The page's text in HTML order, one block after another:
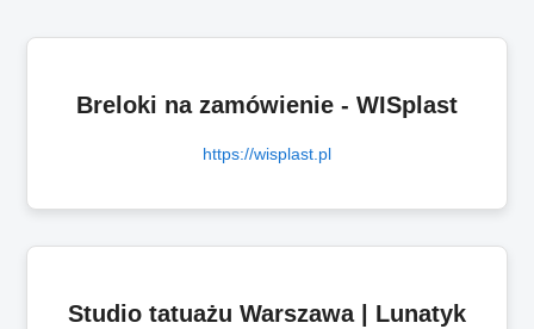
Breloki na zamówienie - WISplast
https://wisplast.pl
Studio tatuażu Warszawa | Lunatyk